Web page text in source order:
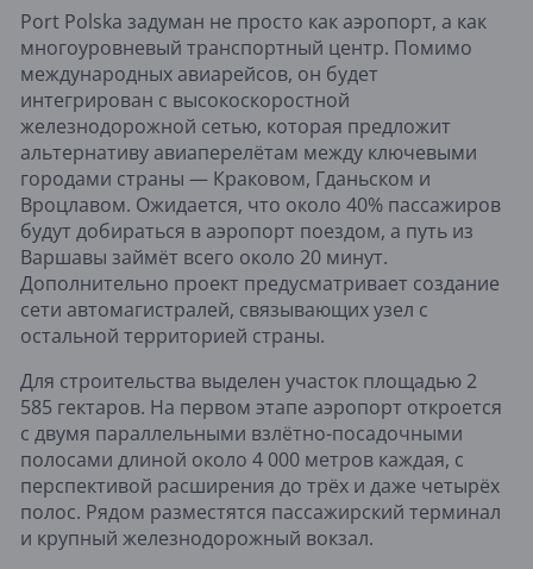
Port Polska задуман не просто как аэропорт, а как
многоуровневый транспортный центр. Помимо
международных авиарейсов, он будет
интегрирован с высокоскоростной
железнодорожной сетью, которая предложит
альтернативу авиаперелётам между ключевыми
городами страны — Краковом, Гданьском и
Вроцлавом. Ожидается, что около 40% пассажиров
будут добираться в аэропорт поездом, а путь из
Варшавы займёт всего около 20 минут.
Дополнительно проект предусматривает создание
сети автомагистралей, связывающих узел с
остальной территорией страны.
Для строительства выделен участок площадью 2
585 гектаров. На первом этапе аэропорт откроется
с двумя параллельными взлётно-посадочными
полосами длиной около 4 000 метров каждая, с
перспективой расширения до трёх и даже четырёх
полос. Рядом разместятся пассажирский терминал
и крупный железнодорожный вокзал.